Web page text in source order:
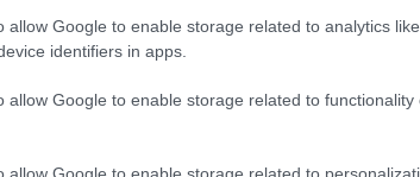
allow Google to enable storage related to analytics
identifiers in apps.
allow Google to enable storage related to functionality
allow Google to enable storage related to
hangulata – Jön a második forduló! (X)